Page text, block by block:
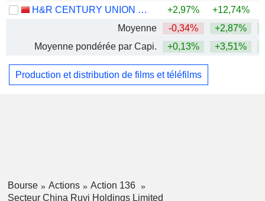
H&R CENTURY UNION CORPORATION
+2,97% +12,74%
Moyenne
-0,34% +2,87%
Moyenne pondérée par Capi.
+0,13% +3,51%
Production et distribution de films et téléfilms
Bourse Actions
Action 136
Secteur China Ruyi Holdings Limited